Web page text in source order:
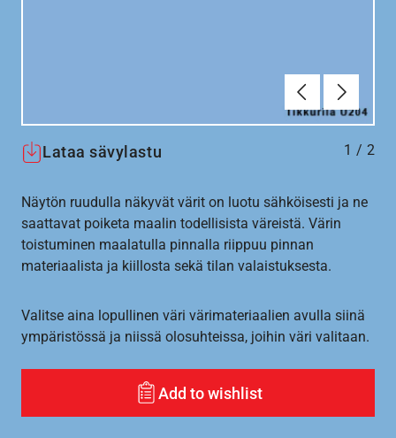
Edellinen
Lataa sävylastu 1 / 2
Näytön ruudulla näkyvät värit on luotu sähköisesti ja ne
saattavat poiketa maalin todellisista väreistä. Värin
toistuminen maalatulla pinnalla riippuu pinnan
materiaalista ja kiillosta sekä tilan valaistuksesta.
Valitse aina lopullinen väri värimateriaalien avulla siinä
ympäristössä ja niissä olosuhteissa, joihin väri valitaan.
Add to wishlist